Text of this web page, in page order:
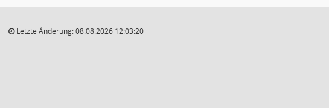
Letzte Änderung: 08.08.2026 12:03:20